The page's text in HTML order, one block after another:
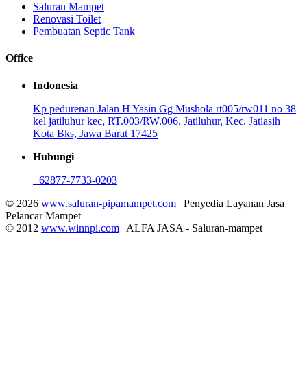
Saluran Mampet
Renovasi Toilet
Pembuatan Septic Tank
Office
Indonesia
Kp pedurenan Jalan H Yasin Gg Mushola rt005/rw011 no 38
kel jatiluhur kec, RT.003/RW.006, Jatiluhur, Kec. Jatiasih
Kota Bks, Jawa Barat 17425
Hubungi
+62877-7733-0203
© 2026 www.saluran-pipamampet.com | Penyedia Layanan Jasa
Pelancar Mampet
© 2012 www.winnpi.com | ALFA JASA - Saluran-mampet